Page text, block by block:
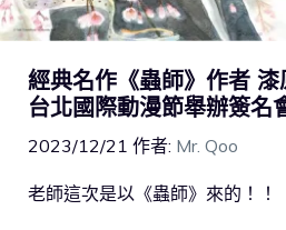
經典名作《蟲師》作者
台北國際動漫節舉辦簽名
2023/12/21 作者: Mr. Qoo
老師這次是以《蟲師》來的！！